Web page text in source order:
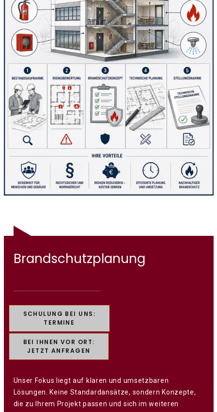
Brandschutzplanung
SCHULUNG BEI UNS:
TERMINE
BEI IHNEN VOR ORT:
JETZT ANFRAGEN
Unser Fokus liegt auf klaren und umsetzbaren
Lösungen. Keine Standardansätze, sondern Konzepte,
die zu Ihrem Projekt passen und sich im weiteren